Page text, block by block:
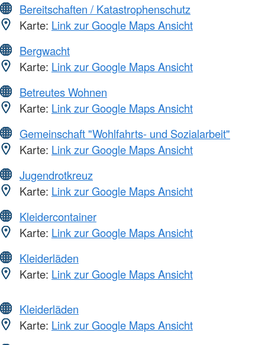
Bereitschaften / Katastrophenschutz
Karte: Link zur Google Maps Ansicht
Bergwacht
Karte: Link zur Google Maps Ansicht
Betreutes Wohnen
Karte: Link zur Google Maps Ansicht
Gemeinschaft "Wohlfahrts- und Sozialarbeit"
Karte: Link zur Google Maps Ansicht
Jugendrotkreuz
Karte: Link zur Google Maps Ansicht
Kleidercontainer
Karte: Link zur Google Maps Ansicht
Kleiderläden
Karte: Link zur Google Maps Ansicht
Kleiderläden
Karte: Link zur Google Maps Ansicht